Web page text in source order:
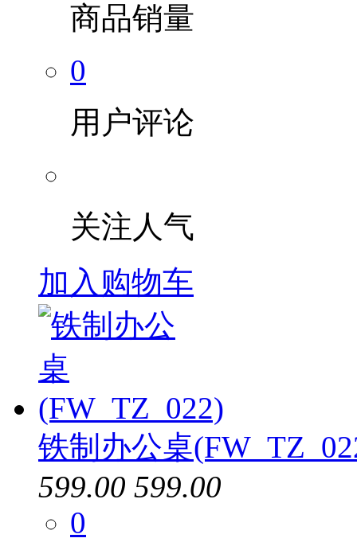
商品销量
0
用户评论
关注人气
加入购物车
铁制办公桌
599.00 599.00
0